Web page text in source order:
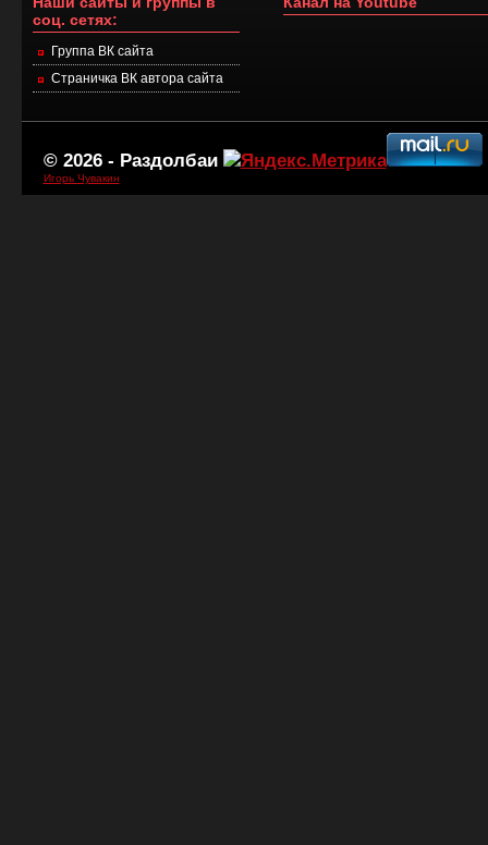
соц. сетях:
Группа ВК сайта
Страничка ВК автора сайта
© 2026 - Раздолбаи
Игорь Чувакин